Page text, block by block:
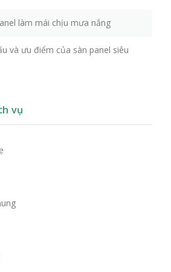
làm mái chịu mưa nắng
và ưu điểm của sàn panel siêu
vụ